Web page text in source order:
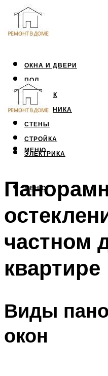
ОКНА И ДВЕРИ
ПОЛ
ПОТОЛОК
САНТЕХНИКА
СТЕНЫ
СТРОЙКА
ЭЛЕКТРИКА
МЕНЮ
МЕНЮ
частном
квартире
Виды
окон